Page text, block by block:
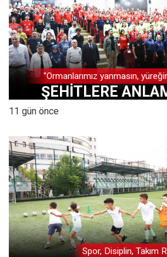
"Ormanlarımız yanmasın,
ŞEHİTLERE
11 gün önce
Spor, Disiplin, Takım